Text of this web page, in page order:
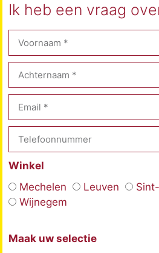
Ik heb een vraag
Winkel
Mechelen
Leuven
Wijnegem
Maak uw selectie